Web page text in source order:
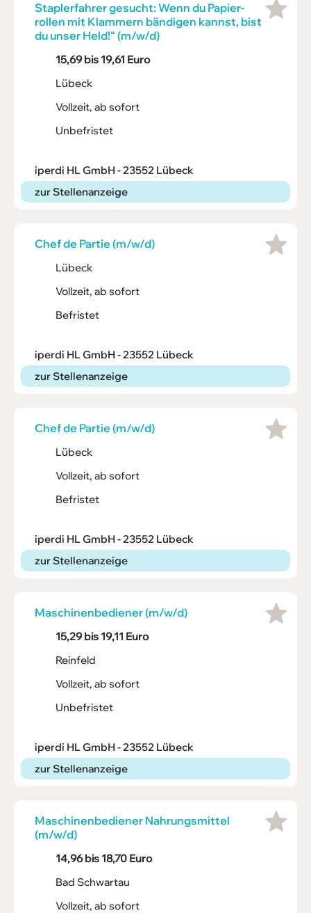
Stap­ler­fahrer gesucht: Wenn du Papi­er­
rollen mit Klam­mern bändigen kannst, bist
du unser Held!“ (m/w/d)
15,69 bis 19,61 Euro
Lübeck
Vollzeit, ab sofort
Unbefristet
iperdi HL GmbH - 23552 Lübeck
zur Stellenanzeige
Chef de Partie (m/w/d)
Lübeck
Vollzeit, ab sofort
Befristet
iperdi HL GmbH - 23552 Lübeck
zur Stellenanzeige
Chef de Partie (m/w/d)
Lübeck
Vollzeit, ab sofort
Befristet
iperdi HL GmbH - 23552 Lübeck
zur Stellenanzeige
Maschi­nen­be­diener (m/w/d)
15,29 bis 19,11 Euro
Reinfeld
Vollzeit, ab sofort
Unbefristet
iperdi HL GmbH - 23552 Lübeck
zur Stellenanzeige
Maschi­nen­be­diener Nahrungs­mittel
(m/w/d)
14,96 bis 18,70 Euro
Bad Schwartau
Vollzeit, ab sofort